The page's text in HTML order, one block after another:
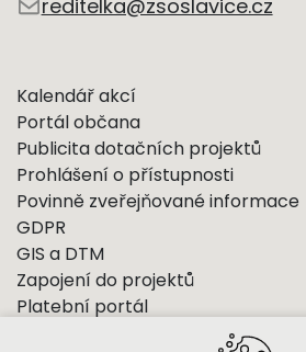
reditelka@zsoslavice.cz
Kalendář akcí
Portál občana
Publicita dotačních projektů
Prohlášení o přístupnosti
Povinně zveřejňované informace
GDPR
GIS a DTM
Zapojení do projektů
Platební portál